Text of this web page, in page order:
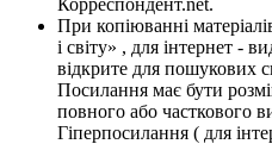
При копіюванні
і світу» , для інтернет -
відкрите для пошукових
Посилання має бути
повного або часткового
Гіперпосилання ( для